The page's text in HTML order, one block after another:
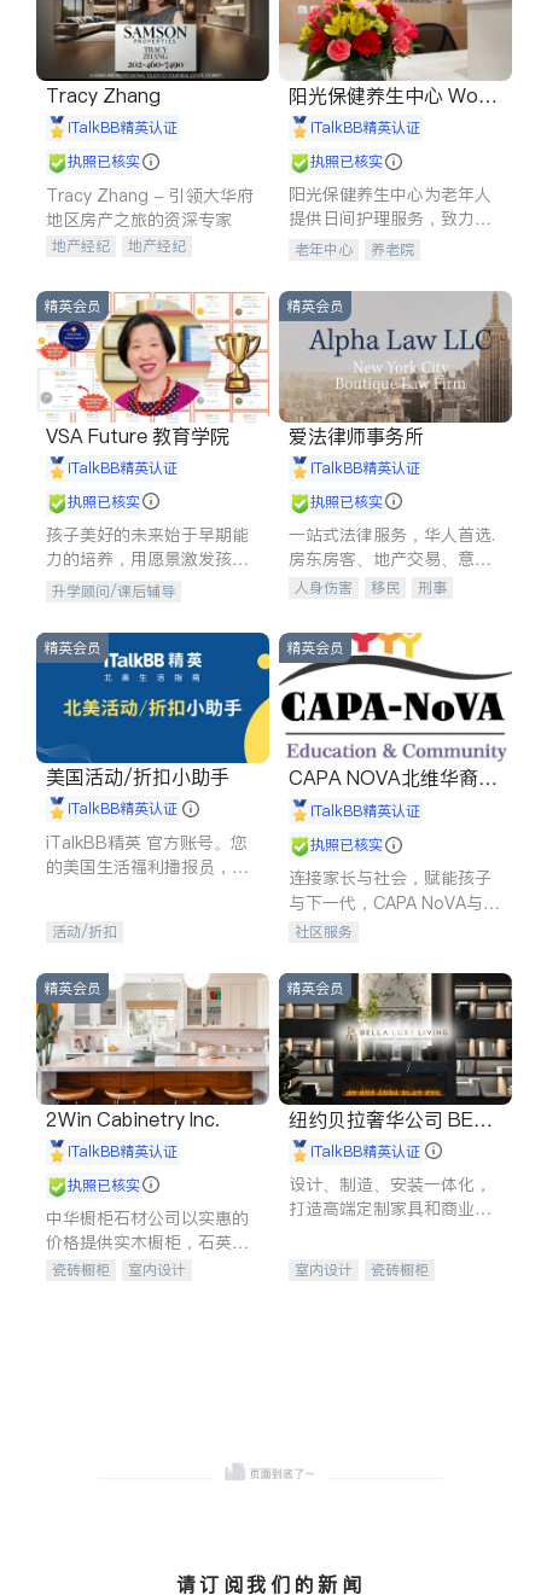
Tracy Zhang
iTalkBB精英认证
执照已核实
Tracy Zhang - 引领大华府
地区房产之旅的资深专家
地产经纪
地产经纪
商铺租售
开发商建商
阳光保健养生中心 World
shine
iTalkBB精英认证
执照已核实
阳光保健养生中心为老年人
提供日间护理服务，致力于
通过持续的护理创新来有效
老年中心 养老院
精英会员
VSA Future 教育学院
iTalkBB精英认证
执照已核实
孩子美好的未来始于早期能
力的培养，用愿景激发孩子
的学习潜力和动力。理念：
拥有成长型心态是成功的基
石。
升学顾问/课后辅导
精英会员
爱法律师事务所
iTalkBB精英认证
执照已核实
一站式法律服务，华人首选.
房东房客、地产交易、意外
伤害、车祸重伤、商业诉
建筑合同、刑事案件全包办
人身伤害 移民
刑事
信托/遗嘱
商业
索赔
律师-其它 保释
精英会员
美国活动/折扣小助手
iTalkBB精英认证
iTalkBB精英 官方账号。您
的美国生活福利播报员，精
专属福利。
活动/折扣
精英会员
CAPA NOVA北维华裔家
长会iTalkBB精英认证
执照已核实
连接家长与社会，赋能孩子
与下一代，CAPA NoVA与您
携手建设包容、公平、充满
社区服务
精英会员
2Win Cabinetry Inc.
iTalkBB精英认证
执照已核实
中华橱柜石材公司以实惠的
价格提供实木橱柜，石英石
台面，多种优质不锈钢水
瓷砖橱柜
室内设计
精英会员
纽约贝拉奢华公司 BELL
A LUXE
iTalkBB精英认证
设计、制造、安装一体化，
打造高端定制家具和商业空
室内设计
瓷砖橱柜
请订阅我们的新闻